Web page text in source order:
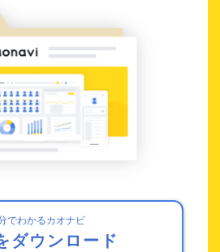
でわかるカオナビ
ダウンロード